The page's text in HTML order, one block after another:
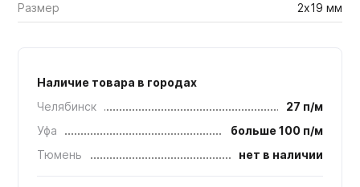
Размер 2х19 мм
Наличие товара в городах
Челябинск
27 п/м
Уфа
больше 100 п/м
Тюмень
нет в наличии